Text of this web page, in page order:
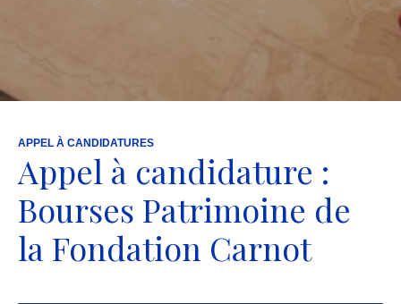
APPEL À CANDIDATURES
Appel à candidature :
Bourses Patrimoine de
la Fondation Carnot